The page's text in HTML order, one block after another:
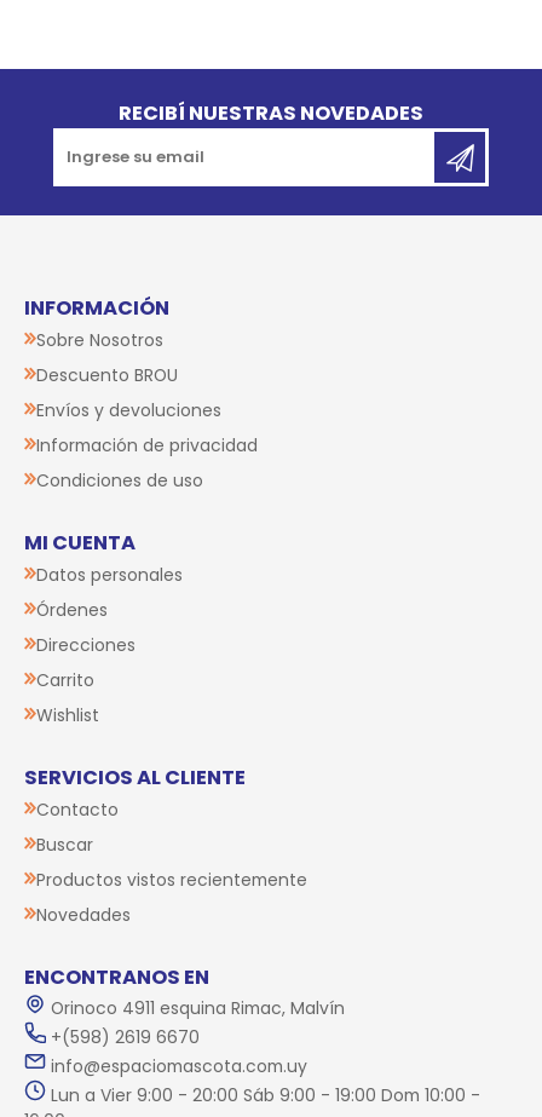
RECIBÍ NUESTRAS NOVEDADES
INFORMACIÓN
Sobre Nosotros
Descuento BROU
Envíos y devoluciones
Información de privacidad
Condiciones de uso
MI CUENTA
Datos personales
Órdenes
Direcciones
Carrito
Wishlist
SERVICIOS AL CLIENTE
Contacto
Buscar
Productos vistos recientemente
Novedades
ENCONTRANOS EN
Orinoco 4911 esquina Rimac, Malvín
+(598) 2619 6670
info@espaciomascota.com.uy
Lun a Vier 9:00 - 20:00 Sáb 9:00 - 19:00 Dom 10:00 -